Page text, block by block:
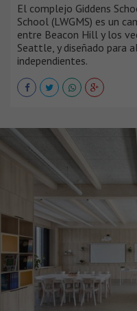
El complejo Giddens
School (LWGMS) es un
entre Beacon Hill y los
Seattle, y diseñado para
independientes.